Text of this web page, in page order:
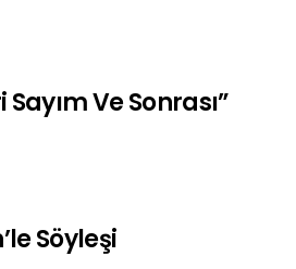
Sayım Ve Sonrası”
Söyleşi